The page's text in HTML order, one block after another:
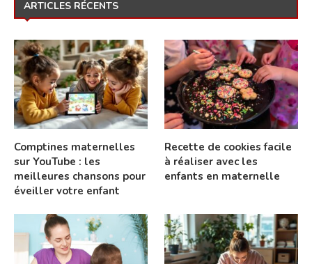
ARTICLES RÉCENTS
Comptines maternelles
sur YouTube : les
meilleures chansons pour
éveiller votre enfant
Recette de cookies facile
à réaliser avec les
enfants en maternelle